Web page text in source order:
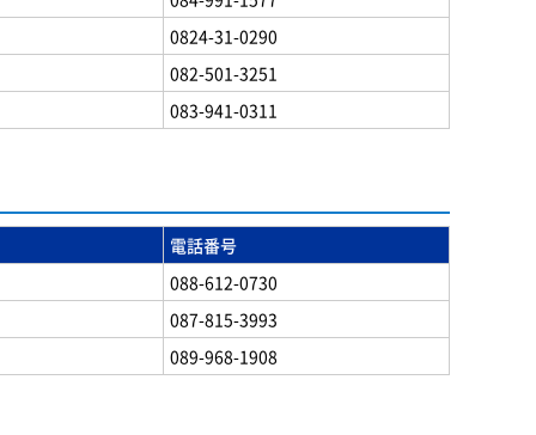
0824-31-0290
082-501-3251
083-941-0311
電話番号
088-612-0730
087-815-3993
089-968-1908